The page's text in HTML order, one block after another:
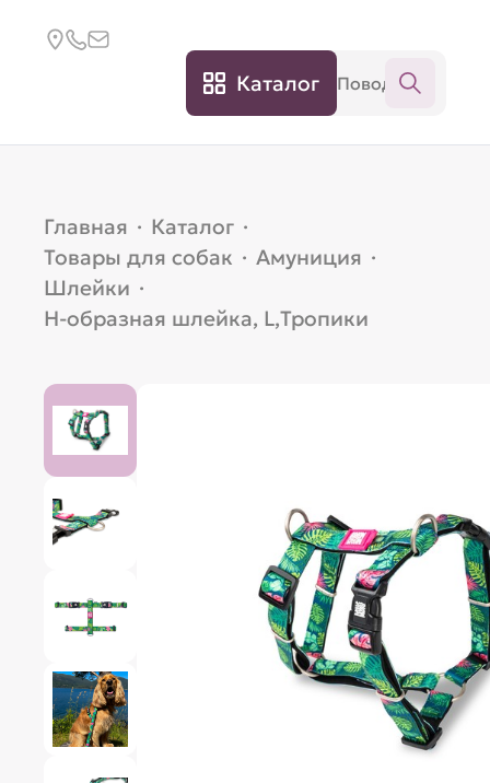
Каталог
Главная · Каталог ·
Товары для собак · Амуниция ·
Шлейки ·
Н-образная шлейка, L,Тропики